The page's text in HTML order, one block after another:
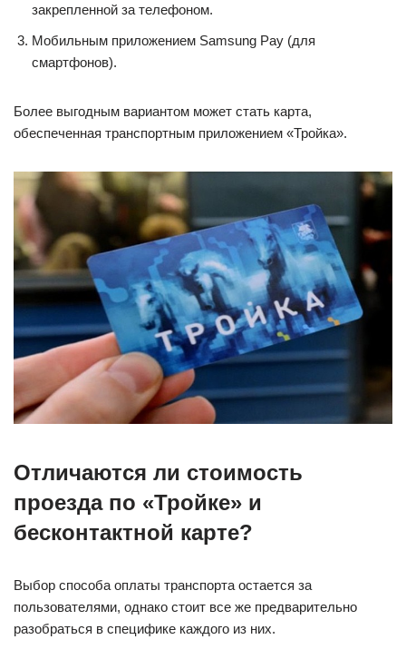
закрепленной за телефоном.
Мобильным приложением Samsung Pay (для
смартфонов).
Более выгодным вариантом может стать карта,
обеспеченная транспортным приложением «Тройка».
Отличаются ли стоимость
проезда по «Тройке» и
бесконтактной карте?
Выбор способа оплаты транспорта остается за
пользователями, однако стоит все же предварительно
разобраться в специфике каждого из них.